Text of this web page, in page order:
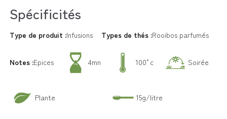
Spécificités
Type de produit :Infusions Types de thés :Rooibos parfumés
Notes :Epices 4mn 100°c Soirée
Plante 15g/litre